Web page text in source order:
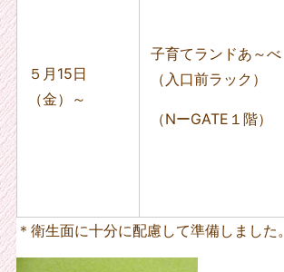
５月15日
（金）～
子育てランドあ～べ
（入口前ラック）
（NーGATE１階）
＊衛生面に十分に配慮して準備しました。